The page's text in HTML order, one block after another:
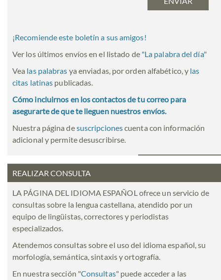
¡Recomiende este boletín a sus amigos!
Ver los últimos envíos en el listado de "La palabra del día"
Vea las palabras ya enviadas, por orden alfabético, y las
citas latinas publicadas.
Cómo incluirnos en los contactos de tu correo para
asegurarte de que te lleguen nuestros envíos.
Nuestra página desuscripcionescuenta con información
adicional y permite desuscribirse.
REALIZAR CONSULTA
LA PÁGINA DEL IDIOMA ESPAÑOL ofrece un servicio de
consultas sobre la lengua castellana, atendido por un
equipo de lingüistas, correctores y periodistas
especializados.
Atendemos consultas sobre el uso del idioma español, su
morfología, semántica, sintaxis y ortografía.
En nuestra sección "Consultas" puede acceder a las